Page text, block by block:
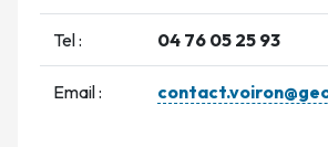
Tel : 04 76 05 25 93
Email :